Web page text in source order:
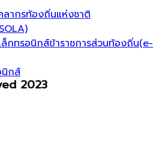
ลากรท้องถิ่นแห่งชาติ
ล็กทรอนิกส์ข้าราชการส่วนท้องถิ่น(e-
นิกส์
2023